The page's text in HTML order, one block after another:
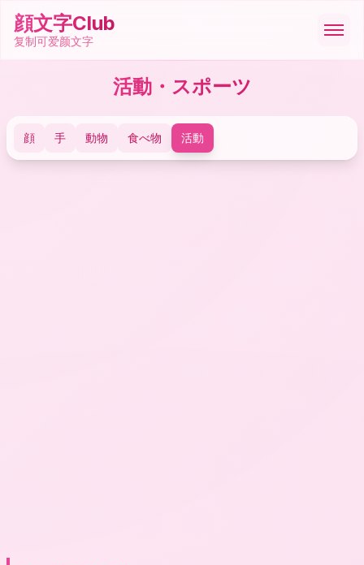
顔文字Club
复制可爱颜文字
顔文字
絵文字
活動・スポーツ
顔 手 動物 食べ物 活動